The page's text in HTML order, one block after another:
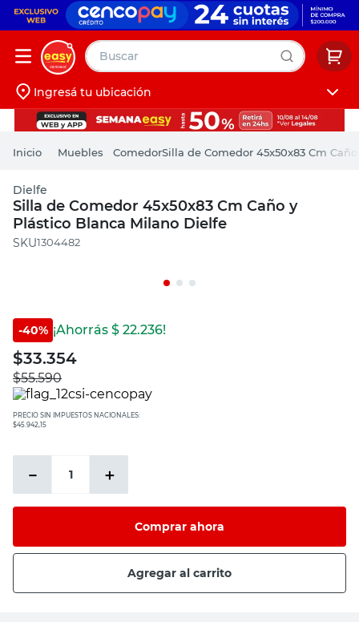
Buscar
Iniciá sesión
Ingresá tu ubicación
Muebles ComedorSilla de Comedor 45x50x83 Cm
Dielfe
Silla de Comedor 45x50x83 Cm Caño y
Plástico Blanca Milano Dielfe
:1304482
-40% ¡Ahorrás $ 22.236!
$33.354
$55.590
PRECIO SIN IMPUESTOS NACIONALES:
$45.942,15
＋
－
Comprar ahora
Agregar al carrito
muebles
pintura
escritorio
puertas
placard